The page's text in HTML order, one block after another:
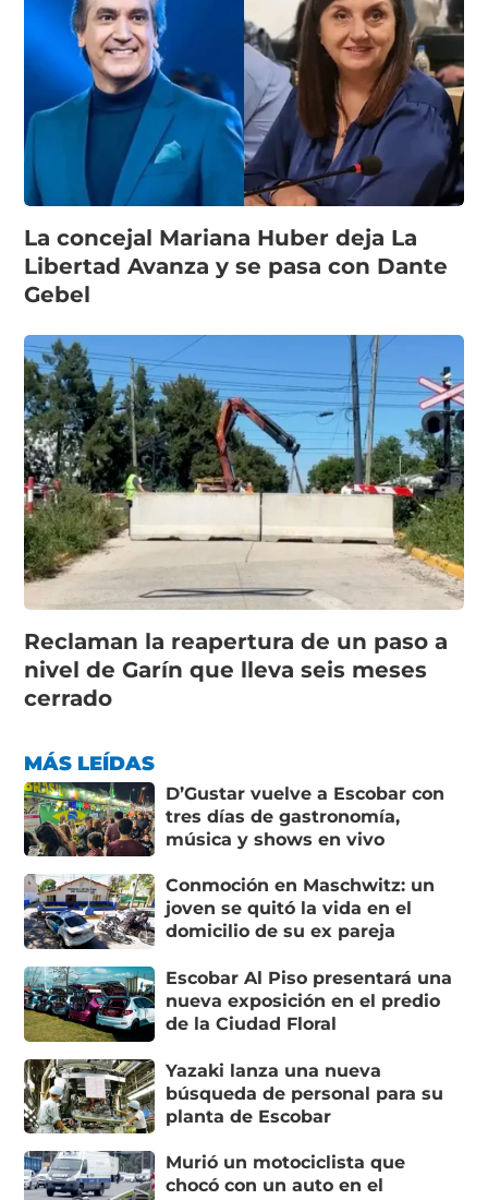
La concejal Mariana Huber deja La
Libertad Avanza y se pasa con Dante
Gebel
Reclaman la reapertura de un paso a
nivel de Garín que lleva seis meses
cerrado
MÁS LEÍDAS
D’Gustar vuelve a Escobar con
tres días de gastronomía,
música y shows en vivo
Conmoción en Maschwitz: un
joven se quitó la vida en el
domicilio de su ex pareja
Escobar Al Piso presentará una
nueva exposición en el predio
de la Ciudad Floral
Yazaki lanza una nueva
búsqueda de personal para su
planta de Escobar
Murió un motociclista que
chocó con un auto en el